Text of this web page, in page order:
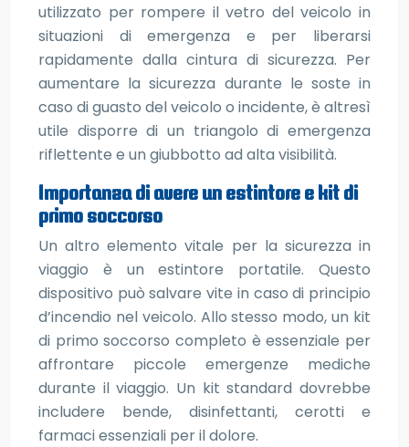
utilizzato per rompere il vetro del veicolo in
situazioni di emergenza e per liberarsi
rapidamente dalla cintura di sicurezza. Per
aumentare la sicurezza durante le soste in
caso di guasto del veicolo o incidente, è altresì
utile disporre di un triangolo di emergenza
riflettente e un giubbotto ad alta visibilità.
Importanza di avere un estintore e kit di
primo soccorso
Un altro elemento vitale per la sicurezza in
viaggio è un estintore portatile. Questo
dispositivo può salvare vite in caso di principio
d’incendio nel veicolo. Allo stesso modo, un kit
di primo soccorso completo è essenziale per
affrontare piccole emergenze mediche
durante il viaggio. Un kit standard dovrebbe
includere bende, disinfettanti, cerotti e
farmaci essenziali per il dolore.